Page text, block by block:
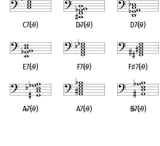
C7(♭9) D♭7(♭9) D7(♭9)
E7(♭9) F7(♭9) F♯7(♭9)
A♭7(♭9) A7(♭9) B♭7(♭9)